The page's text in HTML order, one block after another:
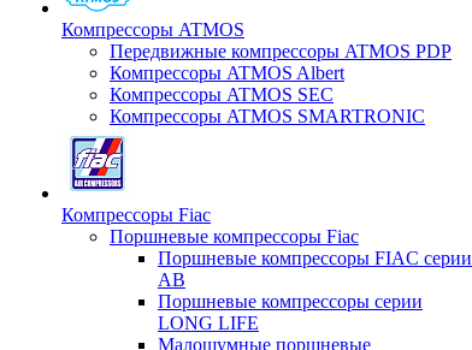
Компрессоры ATMOS
Передвижные компрессоры ATMOS PDP
Компрессоры ATMOS Albert
Компрессоры ATMOS SEC
Компрессоры ATMOS SMARTRONIC
Компрессоры Fiac
Поршневые компрессоры Fiac
Поршневые компрессоры FIAC серии
AB
Поршневые компрессоры серии
LONG LIFE
Малошумные поршневые